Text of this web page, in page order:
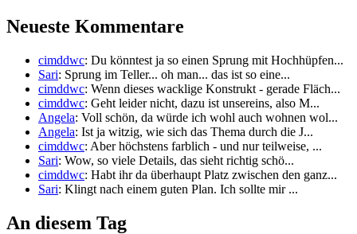
Neueste Kommentare
cimddwc: Du könntest ja so einen Sprung mit Hochhüpfen...
Sari: Sprung im Teller... oh man... das ist so eine...
cimddwc: Wenn dieses wacklige Konstrukt - gerade Fläch...
cimddwc: Geht leider nicht, dazu ist unsereins, also M...
Angela: Voll schön, da würde ich wohl auch wohnen wol...
Angela: Ist ja witzig, wie sich das Thema durch die J...
cimddwc: Aber höchstens farblich - und nur teilweise, ...
Sari: Wow, so viele Details, das sieht richtig schö...
cimddwc: Habt ihr da überhaupt Platz zwischen den ganz...
Sari: Klingt nach einem guten Plan. Ich sollte mir ...
An diesem Tag